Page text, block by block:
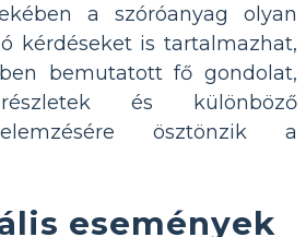
a szóróanyag olyan
kérdéseket is tartalmazhat,
bemutatott fő gondolat,
és különböző
ösztönzik a
események